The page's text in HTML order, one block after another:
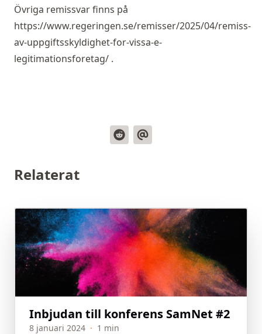
Övriga remissvar finns på
https://www.regeringen.se/remisser/2025/04/remiss-
av-uppgiftsskyldighet-for-vissa-e-
legitimationsforetag/ .
Relaterat
Inbjudan till konferens SamNet #2
8 januari 2024 · 1 min